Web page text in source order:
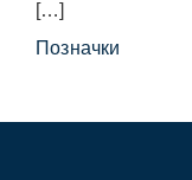
[…]
Позначки